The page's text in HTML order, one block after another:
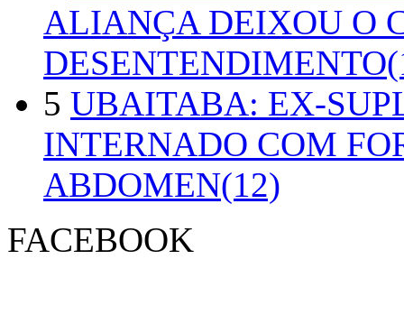
ALIANÇA DEIXOU O
5 UBAITABA: EX-
INTERNADO COM
ABDOMEN(12)
FACEBOOK